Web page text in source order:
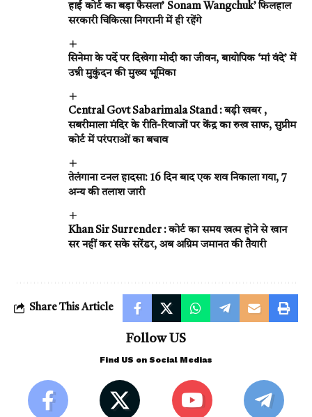
हाई कोर्ट का बड़ा फैसला’ Sonam Wangchuk’ फिलहाल
सरकारी चिकित्सा निगरानी में ही रहेंगे
सिनेमा के पर्दे पर दिखेगा मोदी का जीवन, बायोपिक ‘मां वंदे’ में
उन्नी मुकुंदन की मुख्य भूमिका
Central Govt Sabarimala Stand : बड़ी खबर ,
सबरीमाला मंदिर के रीति-रिवाजों पर केंद्र का रुख साफ, सुप्रीम
कोर्ट में परंपराओं का बचाव
तेलंगाना टनल हादसा: 16 दिन बाद एक शव निकाला गया, 7
अन्य की तलाश जारी
Khan Sir Surrender : कोर्ट का समय खत्म होने से खान
सर नहीं कर सके सरेंडर, अब अग्रिम जमानत की तैयारी
Share This Article
Follow US
Find US on Social Medias